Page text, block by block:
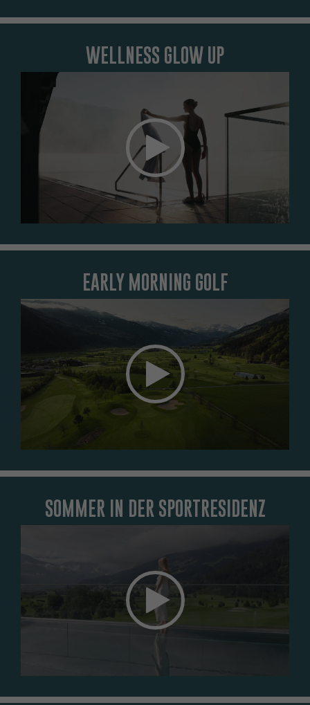
WELLNESS GLOW UP
Das Element kann nicht angezeigt werden. Um das Element
zu sehen, akzeptieren Sie die Marketing-Cookies.
COOKIE-EINSTELLUNGEN ÖFFNEN
EARLY MORNING GOLF
Das Element kann nicht angezeigt werden. Um das Element
zu sehen, akzeptieren Sie die Marketing-Cookies.
COOKIE-EINSTELLUNGEN ÖFFNEN
SOMMER IN DER SPORTRESIDENZ
Das Element kann nicht angezeigt werden. Um das Element
zu sehen, akzeptieren Sie die Marketing-Cookies.
COOKIE-EINSTELLUNGEN ÖFFNEN